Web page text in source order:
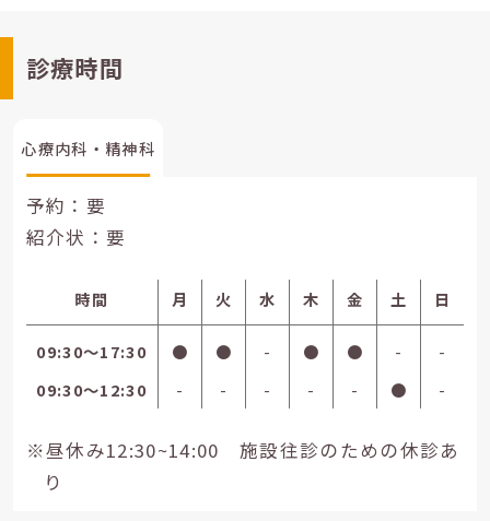
診療時間
心療内科・精神科
予約：要
紹介状：要
時間 月 火 水 木 金 土 日
09:30〜17:30 ● ● - ● ● -
-
09:30〜12:30
- - - - - ● -
※昼休み12:30~14:00 施設往診のための休診あ
り